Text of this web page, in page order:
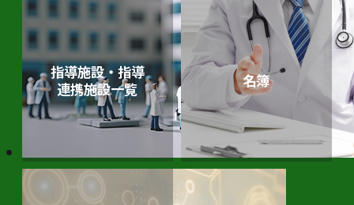
指導施設・指導
連携施設一覧
名簿